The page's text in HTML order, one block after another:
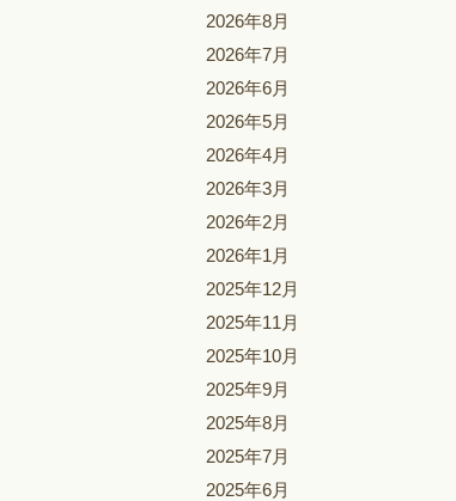
2026年8月
2026年7月
2026年6月
2026年5月
2026年4月
2026年3月
2026年2月
2026年1月
2025年12月
2025年11月
2025年10月
2025年9月
2025年8月
2025年7月
2025年6月